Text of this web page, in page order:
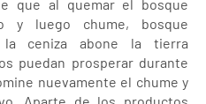
que al quemar el bosque
y luego chume, bosque
la ceniza abone la tierra
puedan prosperar durante
nuevamente el chume y